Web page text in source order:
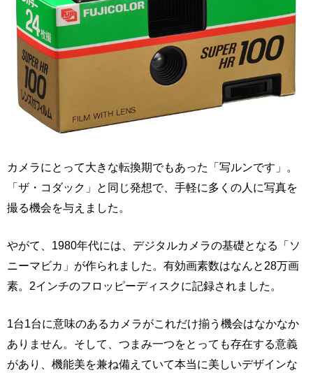
カメラにとって大きな転換期でもあった「写ルンです」。
「ザ・コダック」と同じ発想で、手軽に多くの人に写真を
撮る機会を与えました。
やがて、1980年代には、デジタルカメラの基礎となる「ソ
ニーマビカ」が作られました。有効画素数はなんと28万画
素。2インチのフロッピーディスクに記録されました。
1台1台に意味のあるカメラがこれだけ揃う機会はなかなか
ありません。そして、つまみ一つをとっても存在する意義
があり、機能美を兼ね備えていて本当に美しいデザインな